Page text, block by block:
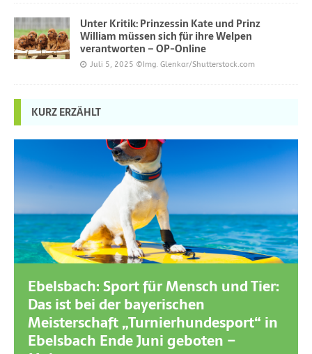
Unter Kritik: Prinzessin Kate und Prinz
William müssen sich für ihre Welpen
verantworten – OP-Online
Juli 5, 2025 ©Img. Glenkar/Shutterstock.com
KURZ ERZÄHLT
Ebelsbach: Sport für Mensch und Tier:
Das ist bei der bayerischen
Meisterschaft „Turnierhundesport“ in
Ebelsbach Ende Juni geboten –